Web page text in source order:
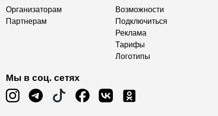
Организаторам
Партнерам
Возможности
Подключиться
Реклама
Тарифы
Логотипы
Мы в соц. сетях